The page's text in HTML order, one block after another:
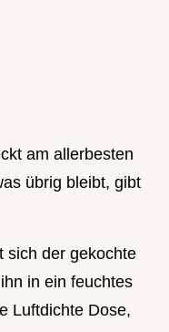
am allerbesten
übrig bleibt, gibt
sich der gekochte
in ein feuchtes
Luftdichte Dose,